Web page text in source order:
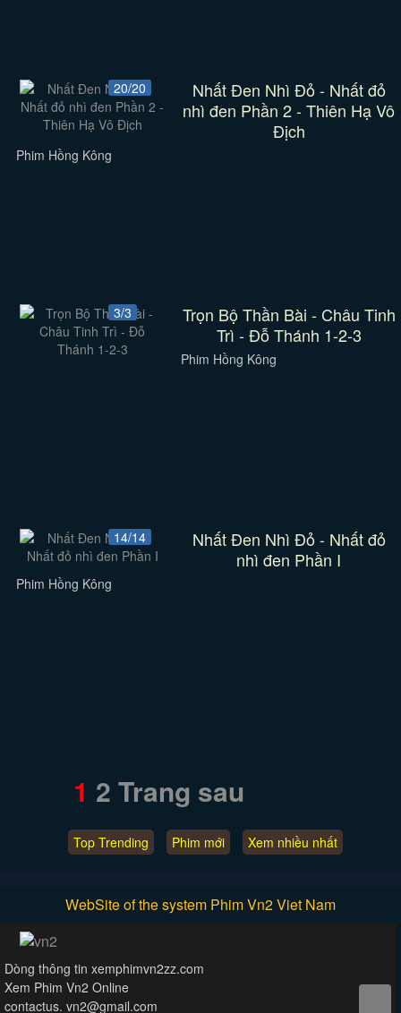
20/20
Nhất Đen Nhì Đỏ - Nhất đỏ
nhì đen Phần 2 - Thiên Hạ Vô
Địch
Phim Hồng Kông
3/3
Trọn Bộ Thần Bài - Châu Tinh
Trì - Đỗ Thánh 1-2-3
Phim Hồng Kông
14/14
Nhất Đen Nhì Đỏ - Nhất đỏ
nhì đen Phần I
Phim Hồng Kông
1 2 Trang sau
Top Trending Phim mới Xem nhiều nhất
WebSite of the system Phim Vn2 Viet Nam
Dòng thông tin xemphimvn2zz.com
Xem Phim Vn2 Online
contactus. vn2@gmail.com